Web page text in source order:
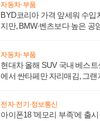
자동차·부품
BYD코리아 가격 앞세워 수입
지만, BMW·벤츠보다 높은 공
자동차·부품
현대차 올해 SUV 국내 베스트
에서 싼타페만 자리매김, 그랜
전자·전기·정보통신
아이폰18 '메모리 부족'에 출